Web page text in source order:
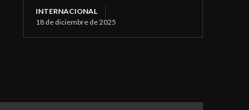
INTERNACIONAL
18 de diciembre de 2025